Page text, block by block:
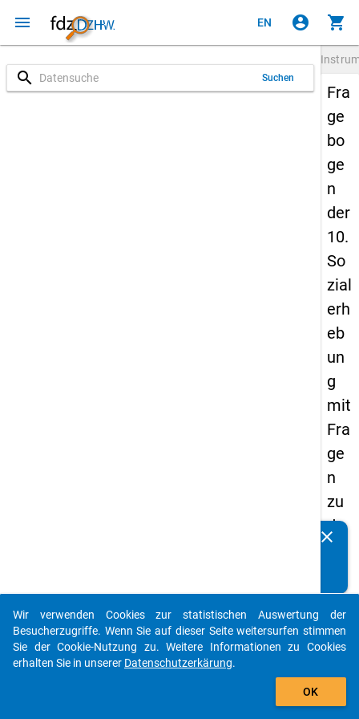
menu EN account_circle shopping_cart
search Suchen
Fra
ge
bo
ge
n
der
10.
So
zial
erh
eb
un
g
mit
Fra
ge
n
zu
de
sga
be
n
Details
clear
auto_stories
add_shopping_cart
Wir verwenden Cookies zur statistischen Auswertung der
Besucherzugriffe. Wenn Sie auf dieser Seite weitersurfen stimmen
Sie der Cookie-Nutzung zu. Weitere Informationen zu Cookies
erhalten Sie in unserer Datenschutzerkärung.
OK